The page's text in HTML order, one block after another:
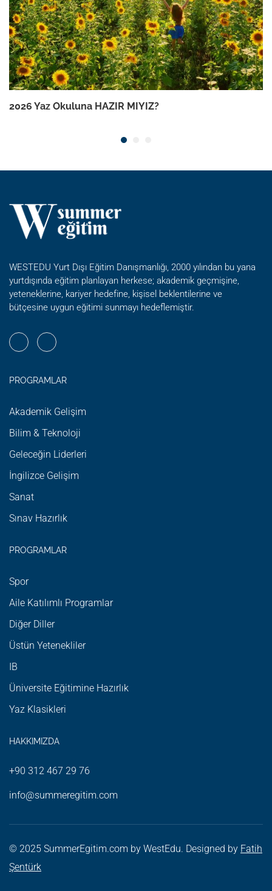
2026 Yaz Okuluna HAZIR MIYIZ?
WESTEDU Yurt Dışı Eğitim Danışmanlığı, 2000 yılından bu yana
yurtdışında eğitim planlayan herkese; akademik geçmişine,
yeteneklerine, kariyer hedefine, kişisel beklentilerine ve
bütçesine uygun eğitimi sunmayı hedeflemiştir.
PROGRAMLAR
Akademik Gelişim
Bilim & Teknoloji
Geleceğin Liderleri
İngilizce Gelişim
Sanat
Sınav Hazırlık
PROGRAMLAR
Spor
Aile Katılımlı Programlar
Diğer Diller
Üstün Yetenekliler
IB
Üniversite Eğitimine Hazırlık
Yaz Klasikleri
HAKKIMIZDA
+90 312 467 29 76
info@summeregitim.com
© 2025 SummerEgitim.com by WestEdu. Designed by Fatih
Şentürk